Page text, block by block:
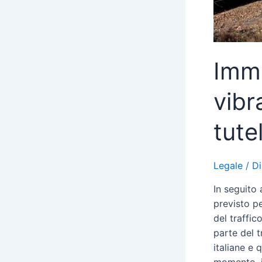
Legale /
In seguito
previsto
del
parte del
italiane e